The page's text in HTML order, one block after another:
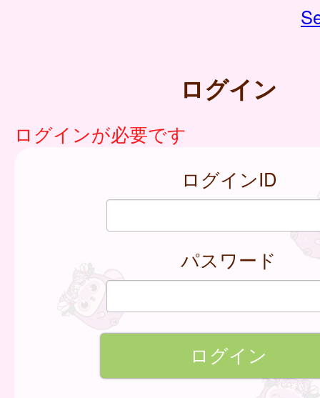
ログイン
ログインが必要です
ログインID
パスワード